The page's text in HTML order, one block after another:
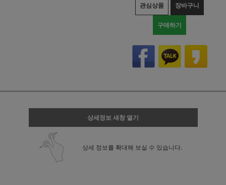
관심상품 장바구니
구매하기
상세정보 새창 열기
상세 정보를 확대해 보실 수 있습니다.